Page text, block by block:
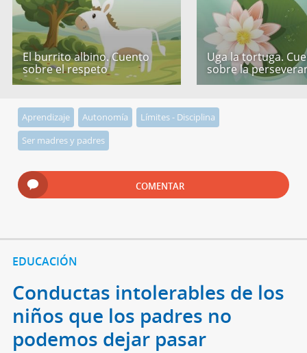
El burrito albino. Cuento
sobre el respeto
Uga la tortuga.
sobre la
Aprendizaje Autonomía
Límites - Disciplina
Ser madres y padres
COMENTAR
EDUCACIÓN
Conductas intolerables de los
niños que los padres no
podemos dejar pasar